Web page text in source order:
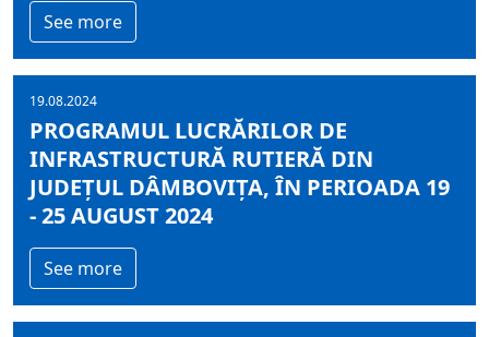
See more
19.08.2024
PROGRAMUL LUCRĂRILOR DE
INFRASTRUCTURĂ RUTIERĂ DIN
JUDEȚUL DÂMBOVIȚA, ÎN PERIOADA 19
- 25 AUGUST 2024
See more